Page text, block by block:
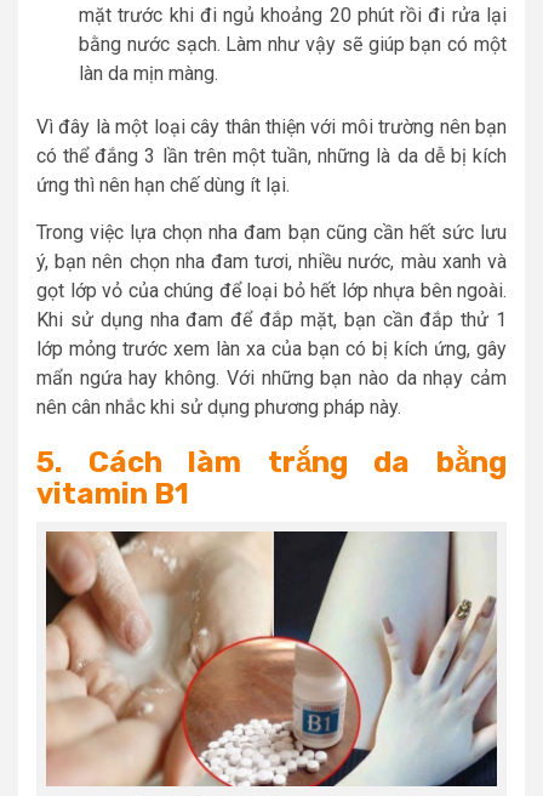
mặt trước khi đi ngủ khoảng 20 phút rồi đi rửa lại
bằng nước sạch. Làm như vậy sẽ giúp bạn có một
làn da mịn màng.
Vì đây là một loại cây thân thiện với môi trường nên bạn
có thể đắng 3 lần trên một tuần, những là da dễ bị kích
ứng thì nên hạn chế dùng ít lại.
Trong việc lựa chọn nha đam bạn cũng cần hết sức lưu
ý, bạn nên chọn nha đam tươi, nhiều nước, màu xanh và
gọt lớp vỏ của chúng để loại bỏ hết lớp nhựa bên ngoài.
Khi sử dụng nha đam để đắp mặt, bạn cần đắp thử 1
lớp mỏng trước xem làn xa của bạn có bị kích ứng, gây
mẩn ngứa hay không. Với những bạn nào da nhạy cảm
nên cân nhắc khi sử dụng phương pháp này.
5. Cách làm trắng da bằng
vitamin B1